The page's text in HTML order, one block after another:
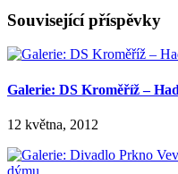
Související příspěvky
Galerie: DS Kroměříž –
12 května, 2012